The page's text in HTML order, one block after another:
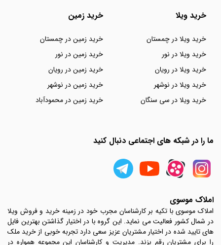
خرید ویلا
خرید ویلا در چمستان
خرید ویلا در نور
خرید ویلا در رویان
خرید ویلا در نوشهر
خرید ویلا در سی سنگان
خرید زمین
خرید زمین در چمستان
خرید زمین در نور
خرید زمین در رویان
خرید زمین در نوشهر
خرید زمین در محمودآباد
ما را در شبکه های اجتماعی دنبال کنید
املاک موسوی
املاک موسوی با تکیه بر کارشناسان مجرب خود در زمینه خرید و فروش ویلا
در شمال کشور فعالیت می نماید. این گروه با در اختیار گذاشتن بهترین فایل
های تایید شده در اختیار مشتریان عزیز سعی دارد تجربه خوبی از خرید ملک
را برای مشتریان رقم بزند. مدیریت و کارشناسان این مجموعه همواره در